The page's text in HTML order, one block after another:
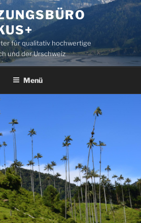
für qualitativ hochwertige
und der Urschweiz
Menü